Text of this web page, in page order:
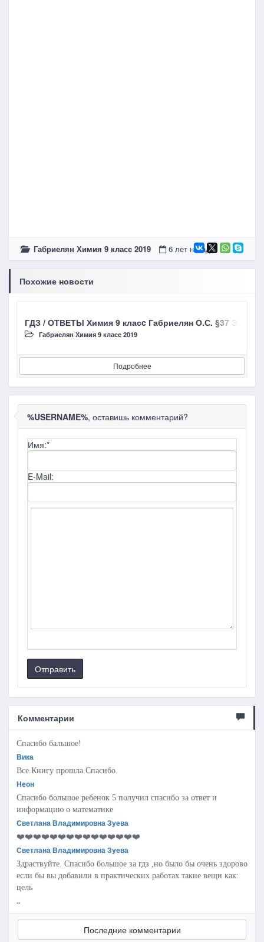
Габриелян Химия 9 класc 2019 6 лет назад
Похожие новости
ГДЗ / ОТВЕТЫ Химия 9 класc Габриелян О.С. §37
Габриелян Химия 9 класc 2019
Подробнее
%USERNAME%, оставишь комментарий?
Имя:*
E-Mail:
Отправить
Комментарии
Спасибо бальшое!
Вика
Все.Книгу прошла.Спасибо.
Неон
Спасибо большое ребенок 5 получил спасибо за ответ и
информацию о математике
Светлана Владимировна Зуева
❤️❤️❤️❤️❤️❤️❤️❤️❤️❤️❤️❤️❤️❤️❤️
Светлана Владимировна Зуева
Здраствуйте. Спасибо большое за гдз ,но было бы очень здорово
если бы вы добавили в практических работах такие вещи как:
цель
..
Последние комментарии